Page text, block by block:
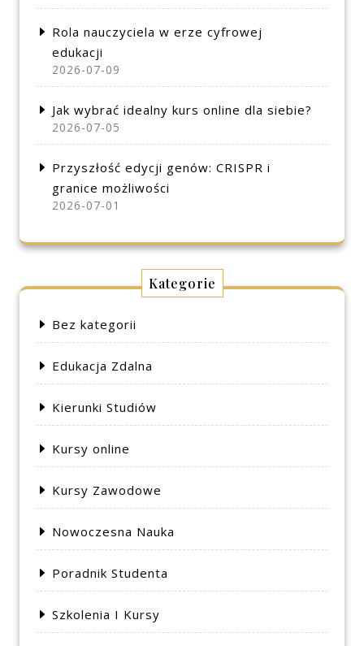
Rola nauczyciela w erze cyfrowej
edukacji
2026-07-09
Jak wybrać idealny kurs online dla siebie?
2026-07-05
Przyszłość edycji genów: CRISPR i
granice możliwości
2026-07-01
Kategorie
Bez kategorii
Edukacja Zdalna
Kierunki Studiów
Kursy online
Kursy Zawodowe
Nowoczesna Nauka
Poradnik Studenta
Szkolenia I Kursy